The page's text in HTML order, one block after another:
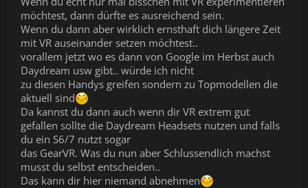
möchtest, dann dürfte es ausreichend sein.
Wenn du dann aber wirklich ernsthaft dich längere Zeit
mit VR auseinander setzen möchtest..
vorallem jetzt wo es dann von Google im Herbst auch
Daydream usw gibt.. würde ich nicht
zu diesen Handys greifen sondern zu Topmodellen die
aktuell sind
Da kannst du dann auch wenn dir VR extrem gut
gefallen sollte die Daydream Headsets nutzen und falls
du ein S6/7 nutzt sogar
das GearVR. Was du nun aber Schlussendlich machst
musst du selbst entscheiden..
Das kann dir hier niemand abnehmen